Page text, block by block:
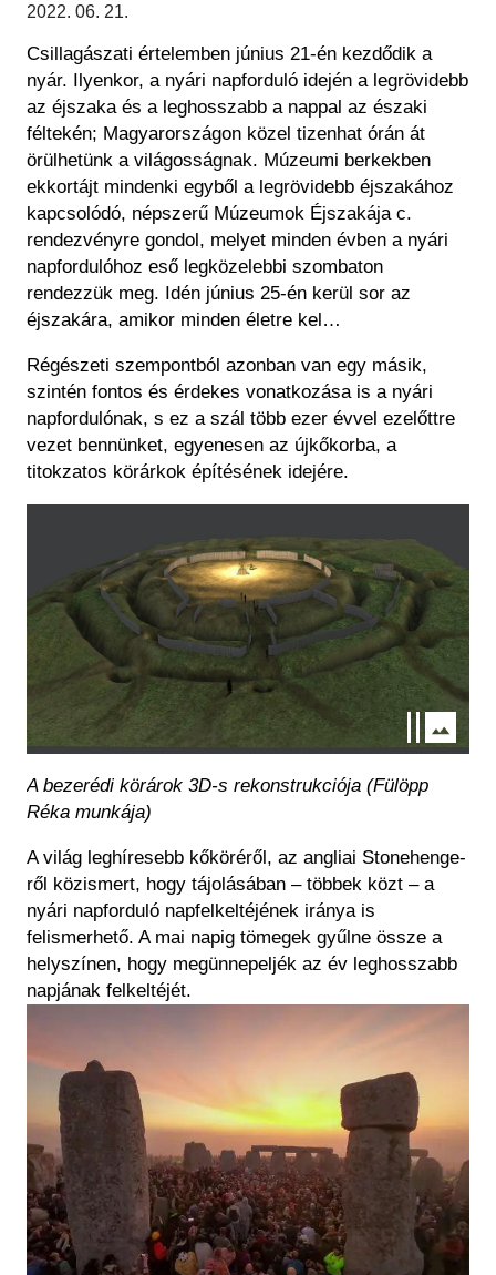
Régészet
Felnőttképzés
Közérdekű adatok
Történeti Fényképtár
Éremtár
Adattár
Központi Könyvtár
2022. 06. 21.
Csillagászati értelemben június 21-én kezdődik a
nyár. Ilyenkor, a nyári napforduló idején a legrövidebb
az éjszaka és a leghosszabb a nappal az északi
féltekén; Magyarországon közel tizenhat órán át
örülhetünk a világosságnak. Múzeumi berkekben
ekkortájt mindenki egyből a legrövidebb éjszakához
kapcsolódó, népszerű Múzeumok Éjszakája c.
rendezvényre gondol, melyet minden évben a nyári
napfordulóhoz eső legközelebbi szombaton
rendezzük meg. Idén június 25-én kerül sor az
éjszakára, amikor minden életre kel…
Régészeti szempontból azonban van egy másik,
szintén fontos és érdekes vonatkozása is a nyári
napfordulónak, s ez a szál több ezer évvel ezelőttre
vezet bennünket, egyenesen az újkőkorba, a
titokzatos körárkok építésének idejére.
A bezerédi körárok 3D-s rekonstrukciója (Fülöpp
Réka munkája)
A világ leghíresebb kőköréről, az angliai Stonehenge-
ről közismert, hogy tájolásában – többek közt – a
nyári napforduló napfelkeltéjének iránya is
felismerhető. A mai napig tömegek gyűlne össze a
helyszínen, hogy megünnepeljék az év leghosszabb
napjának felkeltéjét.